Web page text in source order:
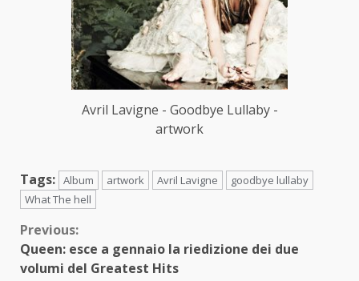
Avril Lavigne - Goodbye Lullaby -
artwork
Tags: Album artwork Avril Lavigne
goodbye lullaby
What The hell
Continue
Reading
Previous:
Queen: esce a gennaio la riedizione dei due
volumi del Greatest Hits